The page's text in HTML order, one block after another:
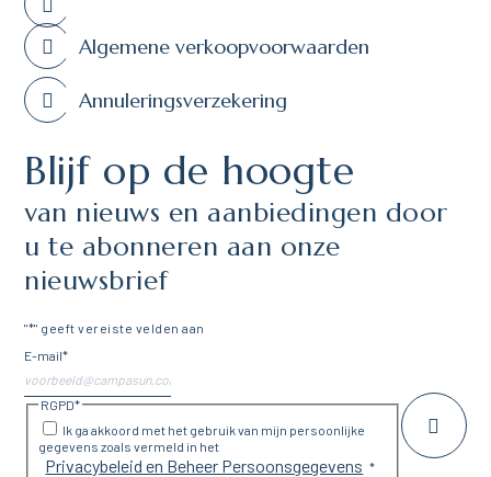
Algemene verkoopvoorwaarden
Annuleringsverzekering
Blijf op de hoogte
van nieuws en aanbiedingen door
u te abonneren aan onze
nieuwsbrief
"*" geeft vereiste velden aan
E-mail*
RGPD*
Ik ga akkoord met het gebruik van mijn persoonlijke
gegevens zoals vermeld in het
Privacybeleid en Beheer Persoonsgegevens *